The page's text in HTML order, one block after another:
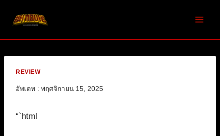
REVIEW
อัพเดท : พฤศจิกายน 15, 2025
“`html